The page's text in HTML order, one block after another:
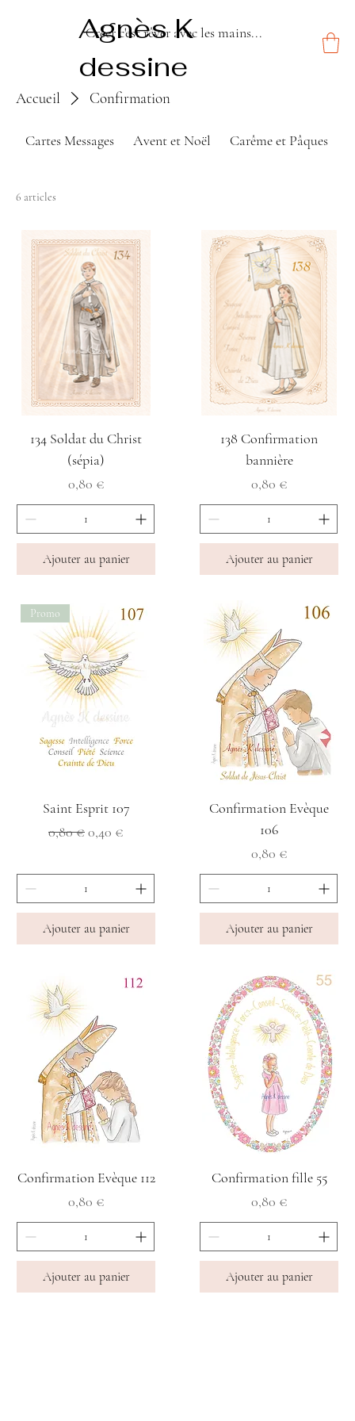
Agnès K
dessine
Créer c'est rêver avec les mains...
Accueil Confirmation
Cartes Messages Avent et Noël Carême et Pâques
6 articles
134 Soldat du Christ
(sépia)
Prix
0,80 €
Ajouter au panier
138 Confirmation
bannière
Prix
0,80 €
Ajouter au panier
Promo
Saint Esprit 107
Prix original
0,80 €Prix promotionnel
0,40 €
Ajouter au panier
Confirmation Evèque
106
Prix
0,80 €
Ajouter au panier
Confirmation Evèque 112
Prix
0,80 €
Ajouter au panier
Confirmation fille 55
Prix
0,80 €
Ajouter au panier